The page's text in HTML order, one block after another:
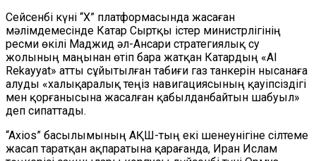
Сейсенбі күні “Х” платформасында жасаған
мәлімдемесінде Катар Сыртқы істер министрлігінің
ресми өкілі Маджид әл-Ансари стратегиялық су
жолының маңынан өтіп бара жатқан Катардың «Al
Rekayyat» атты сұйытылған табиғи газ танкерін нысанаға
алуды «халықаралық теңіз навигациясының қауіпсіздігі
мен қорғанысына жасалған қабылданбайтын шабуыл»
деп сипаттады.
“Axios” басылымының АҚШ-тың екі шенеунігіне сілтеме
жасап таратқан ақпаратына қарағанда, Иран Ислам